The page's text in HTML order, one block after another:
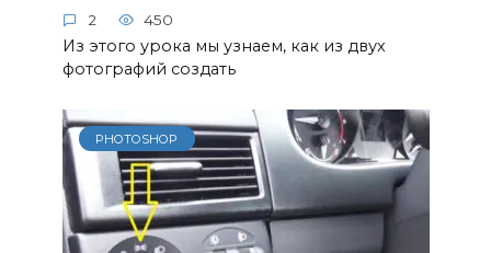
2 450
Из этого урока мы узнаем, как из двух
фотографий создать
PHOTOSHOP